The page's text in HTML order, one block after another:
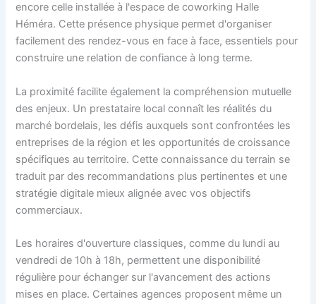
encore celle installée à l'espace de coworking Halle
Héméra. Cette présence physique permet d'organiser
facilement des rendez-vous en face à face, essentiels pour
construire une relation de confiance à long terme.
La proximité facilite également la compréhension mutuelle
des enjeux. Un prestataire local connaît les réalités du
marché bordelais, les défis auxquels sont confrontées les
entreprises de la région et les opportunités de croissance
spécifiques au territoire. Cette connaissance du terrain se
traduit par des recommandations plus pertinentes et une
stratégie digitale mieux alignée avec vos objectifs
commerciaux.
Les horaires d'ouverture classiques, comme du lundi au
vendredi de 10h à 18h, permettent une disponibilité
régulière pour échanger sur l'avancement des actions
mises en place. Certaines agences proposent même un